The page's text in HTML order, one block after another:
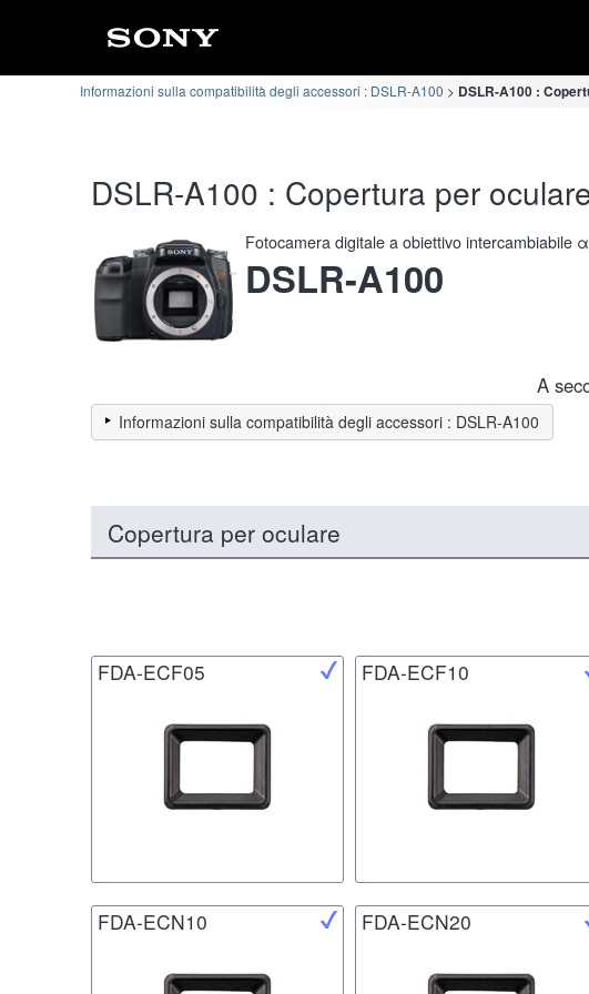
Informazioni sulla compatibilità degli accessori : DSLR-A100 DSLR-A100 :
DSLR-A100 : Copertura per
Fotocamera digitale a obiettivo intercambiabile α
DSLR-A100
A
Informazioni sulla compatibilità degli accessori : DSLR-A100
Copertura per oculare
FDA-ECF05 FDA-ECF10
FDA-ECN10 FDA-ECN20